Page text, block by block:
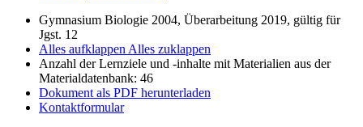
Gymnasium Biologie 2004, Überarbeitung 2019, gültig für
Jgst. 12
Alles aufklappen Alles zuklappen
Anzahl der Lernziele und -inhalte mit Materialien aus der
Materialdatenbank: 46
Dokument als PDF herunterladen
Kontaktformular